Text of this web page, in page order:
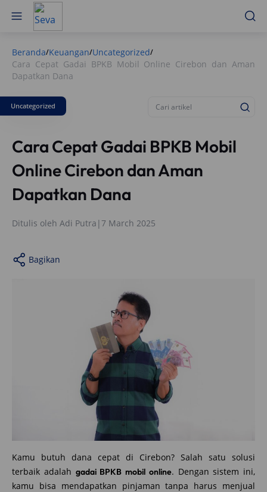
Beranda/Keuangan/Uncategorized/
Cara Cepat Gadai BPKB Mobil Online Cirebon dan Aman
Dapatkan Dana
Uncategorized
Cara Cepat Gadai BPKB Mobil
Online Cirebon dan Aman
Dapatkan Dana
Ditulis oleh Adi Putra |7 March 2025
Bagikan
Kamu butuh dana cepat di Cirebon? Salah satu solusi
terbaik adalah gadai BPKB mobil online. Dengan sistem ini,
kamu bisa mendapatkan pinjaman tanpa harus menjual